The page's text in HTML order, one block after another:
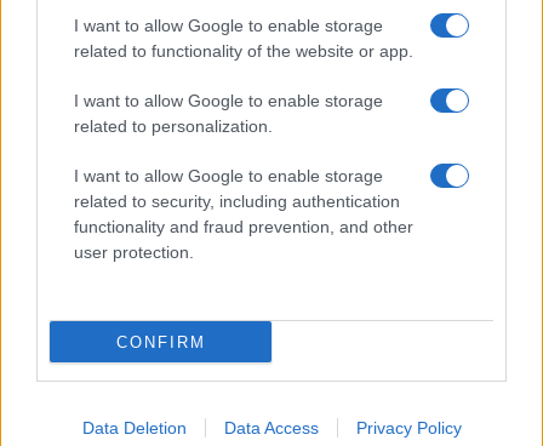
I want to allow Google to enable storage
related to functionality of the website or app.
I want to allow Google to enable storage
related to personalization.
I want to allow Google to enable storage
related to security, including authentication
functionality and fraud prevention, and other
user protection.
CONFIRM
Data Deletion Data Access Privacy Policy
I nostri cari